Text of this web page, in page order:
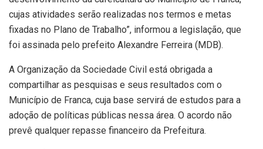
cujas atividades serão realizadas nos termos e metas
fixadas no Plano de Trabalho”, informou a legislação, que
foi assinada pelo prefeito Alexandre Ferreira (MDB).
A Organização da Sociedade Civil está obrigada a
compartilhar as pesquisas e seus resultados com o
Município de Franca, cuja base servirá de estudos para a
adoção de políticas públicas nessa área. O acordo não
prevê qualquer repasse financeiro da Prefeitura.